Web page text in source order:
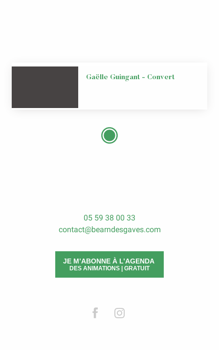
Gaëlle Guingant - Convert
05 59 38 00 33
contact@bearndesgaves.com
JE M’ABONNE À L’AGENDA
DES ANIMATIONS | GRATUIT